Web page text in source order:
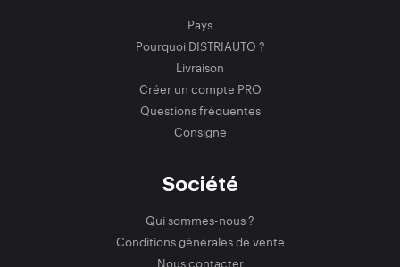
Pays
Pourquoi DISTRIAUTO ?
Livraison
Créer un compte PRO
Questions fréquentes
Consigne
Société
Qui sommes-nous ?
Conditions générales de vente
Nous contacter